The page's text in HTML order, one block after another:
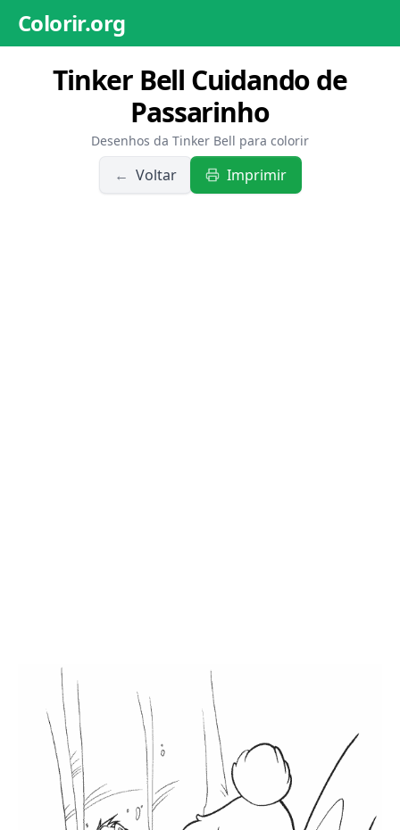
Colorir.org
Tinker Bell Cuidando de
Passarinho
Desenhos da Tinker Bell para colorir
← Voltar Imprimir